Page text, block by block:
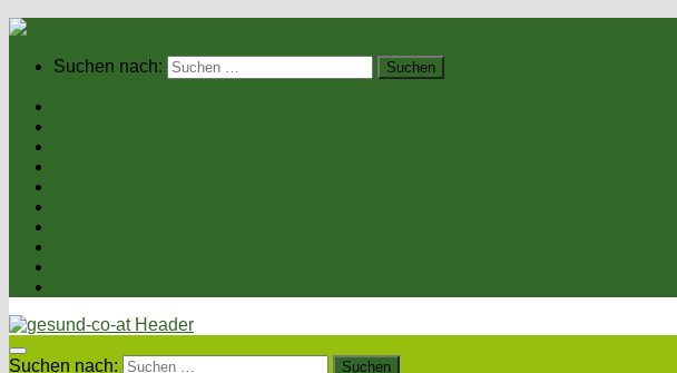
Suchen nach:
Suchen nach: